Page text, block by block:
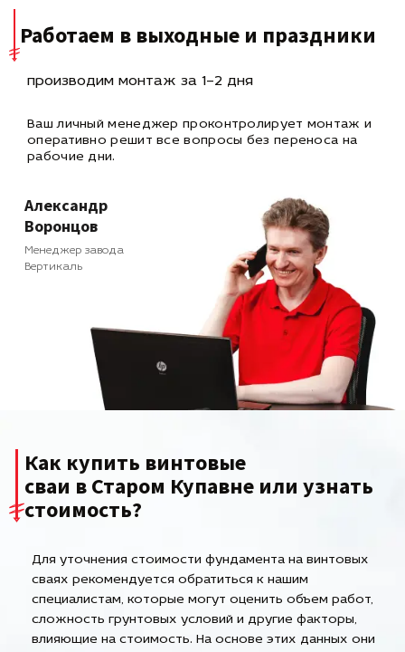
Работаем в выходные и праздники
производим монтаж за 1–2 дня
Ваш личный менеджер проконтролирует монтаж и
оперативнорешит все вопросы без переноса на
рабочие дни.
Александр
Воронцов
Менеджер завода
Вертикаль
Как купить винтовые
сваи в Старом Купавне или узнать
стоимость?
Для уточнения стоимости фундамента на винтовых
сваях рекомендуется обратиться к нашим
специалистам, которые могут оценить объем работ,
сложность грунтовых условий и другие факторы,
влияющие на стоимость. На основе этих данных они